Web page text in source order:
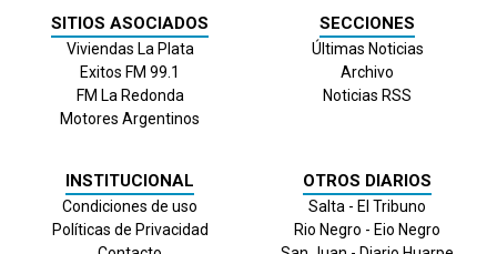
SITIOS ASOCIADOS
Viviendas La Plata
Exitos FM 99.1
FM La Redonda
Motores Argentinos
SECCIONES
Últimas Noticias
Archivo
Noticias RSS
INSTITUCIONAL
Condiciones de uso
Políticas de Privacidad
OTROS DIARIOS
Salta - El Tribuno
Rio Negro - Eio Negro